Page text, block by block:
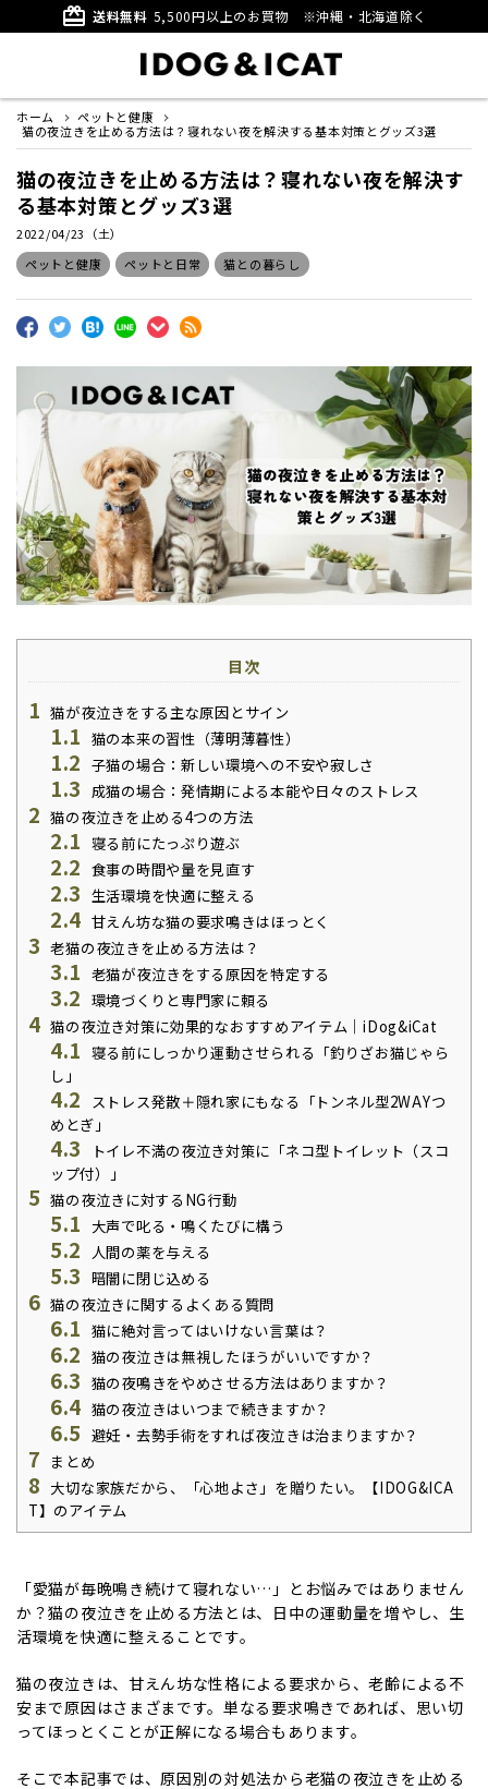
card_giftcard 送料無料 5,500円以上のお買物 ※沖縄・北海道除く
ホーム
ペットと健康
猫の夜泣きを止める方法は？寝れない夜を解決する基本対策とグッズ3選
猫の夜泣きを止める方法は？寝れない夜を解決す
る基本対策とグッズ3選
2022/04/23（土）
ペットと健康
ペットと日常 猫との暮らし
目次
1 猫が夜泣きをする主な原因とサイン
1.1 猫の本来の習性（薄明薄暮性）
1.2 子猫の場合：新しい環境への不安や寂しさ
1.3 成猫の場合：発情期による本能や日々のストレス
2 猫の夜泣きを止める4つの方法
2.1 寝る前にたっぷり遊ぶ
2.2 食事の時間や量を見直す
2.3 生活環境を快適に整える
2.4 甘えん坊な猫の要求鳴きはほっとく
3 老猫の夜泣きを止める方法は？
3.1 老猫が夜泣きをする原因を特定する
3.2 環境づくりと専門家に頼る
4 猫の夜泣き対策に効果的なおすすめアイテム｜iDog&iCat
4.1 寝る前にしっかり運動させられる「釣りざお猫じゃら
し」
4.2
ストレス発散＋隠れ家にもなる「トンネル型2WAYつ
めとぎ」
4.3
トイレ不満の夜泣き対策に「ネコ型トイレット（スコ
ップ付）」
5 猫の夜泣きに対するNG行動
5.1 大声で叱る・鳴くたびに構う
5.2 人間の薬を与える
5.3 暗闇に閉じ込める
6 猫の夜泣きに関するよくある質問
6.1 猫に絶対言ってはいけない言葉は？
6.2 猫の夜泣きは無視したほうがいいですか？
6.3 猫の夜鳴きをやめさせる方法はありますか？
6.4 猫の夜泣きはいつまで続きますか？
6.5 避妊・去勢手術をすれば夜泣きは治まりますか？
7 まとめ
8 大切な家族だから、「心地よさ」を贈りたい。【IDOG&ICA
T】のアイテム
「愛猫が毎晩鳴き続けて寝れない…」とお悩みではありません
か？猫の夜泣きを止める方法とは、日中の運動量を増やし、生
活環境を快適に整えることです。
猫の夜泣きは、甘えん坊な性格による要求から、老齢による不
安まで原因はさまざまです。単なる要求鳴きであれば、思い切
ってほっとくことが正解になる場合もあります。
そこで本記事では、原因別の対処法から老猫の夜泣きを止める